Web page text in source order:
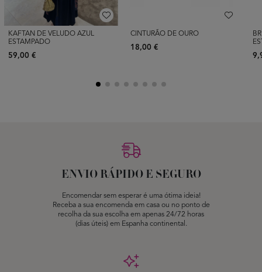
KAFTAN DE VELUDO AZUL
ESTAMPADO
59,00 €
CINTURÃO DE OURO
18,00 €
ENVIO RÁPIDO E SEGURO
Encomendar sem esperar é uma ótima ideia!
Receba a sua encomenda em casa ou no ponto de
recolha da sua escolha em apenas 24/72 horas
(dias úteis) em Espanha continental.